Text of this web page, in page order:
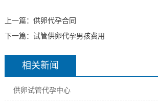
上一篇： 供卵代孕合同
下一篇： 试管供卵代孕男孩费用
相关新闻
供卵试管代孕中心